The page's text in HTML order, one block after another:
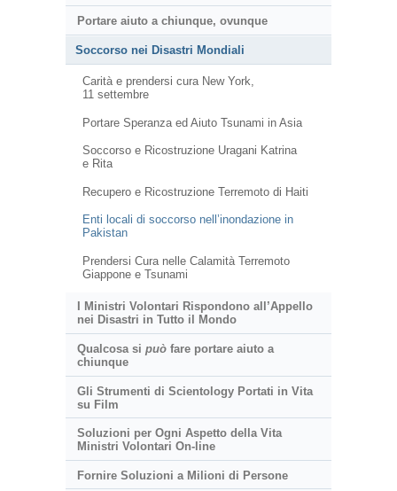
Portare aiuto a chiunque, ovunque
Soccorso nei Disastri Mondiali
Carità e prendersi cura New York,
11 settembre
Portare Speranza ed Aiuto Tsunami in Asia
Soccorso e Ricostruzione Uragani Katrina
e Rita
Recupero e Ricostruzione Terremoto di Haiti
Enti locali di soccorso nell’inondazione in
Pakistan
Prendersi Cura nelle Calamità Terremoto
Giappone e Tsunami
I Ministri Volontari Rispondono all’Appello
nei Disastri in Tutto il Mondo
Qualcosa si puòfare portare aiuto a
chiunque
Gli Strumenti di Scientology Portati in Vita
su Film
Soluzioni per Ogni Aspetto della Vita
Ministri Volontari On-line
Fornire Soluzioni a Milioni di Persone